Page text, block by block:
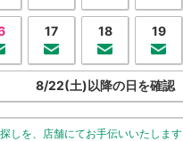
17 18 19
8/22(土)以降の日を確認
しを、店舗にてお手伝いいたします